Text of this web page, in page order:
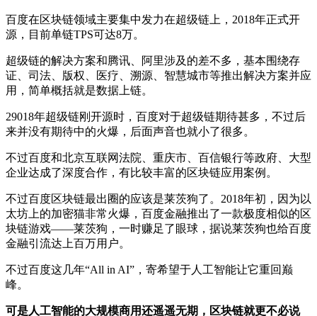
百度在区块链领域主要集中发力在超级链上，2018年正式开
源，目前单链TPS可达8万。
超级链的解决方案和腾讯、阿里涉及的差不多，基本围绕存
证、司法、版权、医疗、溯源、智慧城市等推出解决方案并应
用，简单概括就是数据上链。
29018年超级链刚开源时，百度对于超级链期待甚多，不过后
来并没有期待中的火爆，后面声音也就小了很多。
不过百度和北京互联网法院、重庆市、百信银行等政府、大型
企业达成了深度合作，有比较丰富的区块链应用案例。
不过百度区块链最出圈的应该是莱茨狗了。2018年初，因为以
太坊上的加密猫非常火爆，百度金融推出了一款极度相似的区
块链游戏——莱茨狗，一时赚足了眼球，据说莱茨狗也给百度
金融引流达上百万用户。
不过百度这几年“All in AI”，寄希望于人工智能让它重回巅
峰。
可是人工智能的大规模商用还遥遥无期，区块链就更不必说